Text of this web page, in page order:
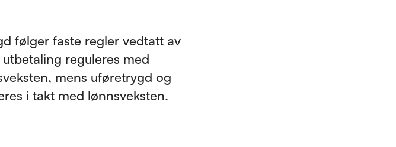
følger faste regler vedtatt av
reguleres med
mens uføretrygd og
i takt med lønnsveksten.